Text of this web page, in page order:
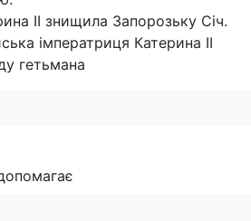
II знищила Запорозьку Січ.
імператриця Катерина II
гетьмана